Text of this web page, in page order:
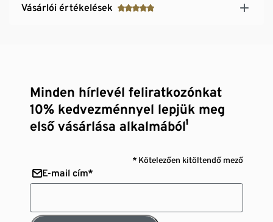
Vásárlói értékelések
Minden hírlevél feliratkozónkat
10% kedvezménnyel lepjük meg
első vásárlása alkalmából¹
* Kötelezően kitöltendő mező
E-mail cím*